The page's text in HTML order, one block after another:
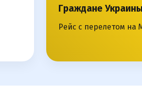
Граждане
Рейс с перелетом на